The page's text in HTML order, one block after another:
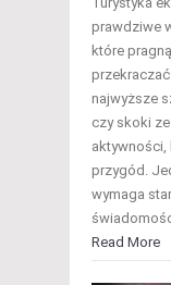
prawdziwe
które
przekraczać
najwyższe
czy skoki
przygód.
wymaga
Read More